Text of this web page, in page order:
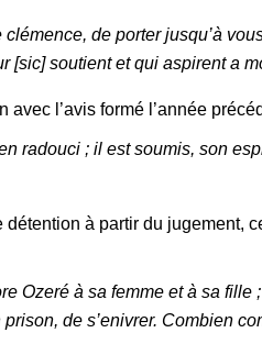
de porter jusqu’à
[sic] soutient et qui aspirent a
l’avis formé l’année
radouci ; il est soumis, son
à partir du
Ozeré à sa femme et à sa
de s’enivrer. Combien